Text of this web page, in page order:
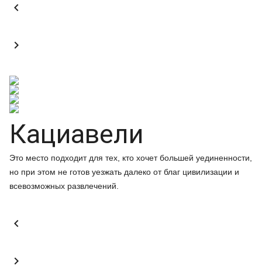


Кациавели
Это место подходит для тех, кто хочет большей уединенности,
но при этом не готов уезжать далеко от благ цивилизации и
всевозможных развлечений.

